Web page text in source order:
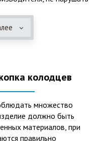
ведь не качественный
к выходу из строя
из всех существующих
для хозяйственных
ила при чистке могут
Нет необходимости
колодцев
множество
должно быть
материалов, при
правильно